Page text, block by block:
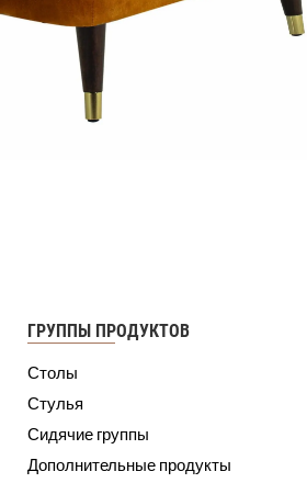
ГРУППЫ ПРОДУКТОВ
Столы
Стулья
Сидячие группы
Дополнительные продукты